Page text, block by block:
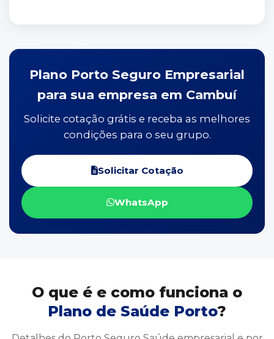
Plano Porto Seguro Empresarial
para sua empresa em Cambuí
Solicite cotação grátis e receba as melhores
condições para o seu grupo.
Solicitar Cotação
WhatsApp
O que é e como funciona o
Plano de Saúde Porto?